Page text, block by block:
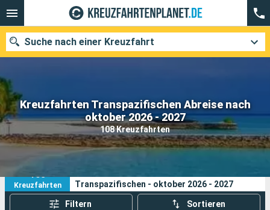
Kreuzfahrten Transpazifischen Abreise nach
oktober 2026 - 2027
108 Kreuzfahrten
Suche nach einer Kreuzfahrt
Unsere Ziele
Abfahrtsmonat
Häfen
Suchen
108
Kreuzfahrten
Transpazifischen - oktober 2026 - 2027
Filtern Sortieren